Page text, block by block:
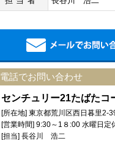
電話でお問い合わせ
センチュリー21たばた
[所在地] 東京都荒川区西日暮里2-
[営業時間] 9:30～1８:00 水曜日
[担当] 長谷川 浩二